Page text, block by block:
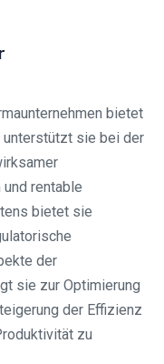
bietet
unterstützt sie bei der
rentable
bietet sie
der
sie zur Optimierung
der Effizienz
zu